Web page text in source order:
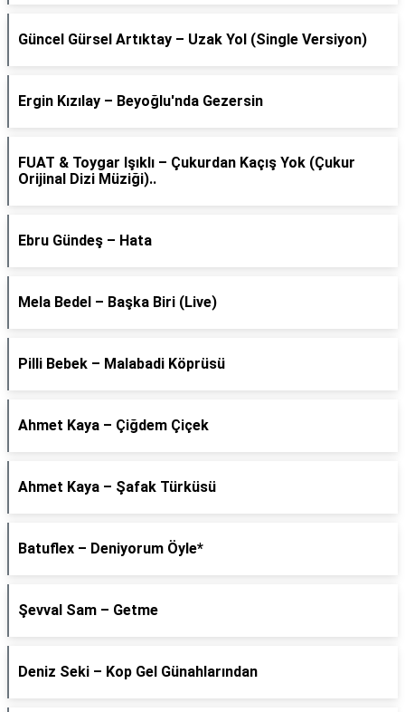
Güncel Gürsel Artıktay – Uzak Yol (Single Versiyon)
Ergin Kızılay – Beyoğlu'nda Gezersin
FUAT & Toygar Işıklı – Çukurdan Kaçış Yok (Çukur
Orijinal Dizi Müziği)..
Ebru Gündeş – Hata
Mela Bedel – Başka Biri (Live)
Pilli Bebek – Malabadi Köprüsü
Ahmet Kaya – Çiğdem Çiçek
Ahmet Kaya – Şafak Türküsü
Batuflex – Deniyorum Öyle*
Şevval Sam – Getme
Deniz Seki – Kop Gel Günahlarından